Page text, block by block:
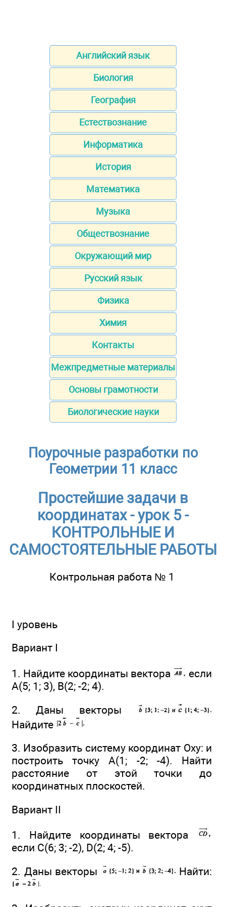
Английский язык
Биология
География
Естествознание
Информатика
История
Математика
Музыка
Обществознание
Окружающий мир
Русский язык
Физика
Химия
Контакты
Межпредметные материалы
Основы грамотности
Биологические науки
Поурочные разработки по
Геометрии 11 класс
Простейшие задачи в
координатах - урок 5 -
КОНТРОЛЬНЫЕ И
САМОСТОЯТЕЛЬНЫЕ РАБОТЫ
Контрольная работа № 1
I уровень
Вариант I
1. Найдите координаты вектора
если
А(5; 1; 3), В(2; -2; 4).
2. Даны векторы
Найдите
3. Изобразить систему координат Оху: и
построить точку А(1; -2; -4). Найти
расстояние от этой точки до
координатных плоскостей.
Вариант II
1. Найдите координаты вектора
если С(6; 3; -2), D(2; 4; -5).
2. Даны векторы
Найти: